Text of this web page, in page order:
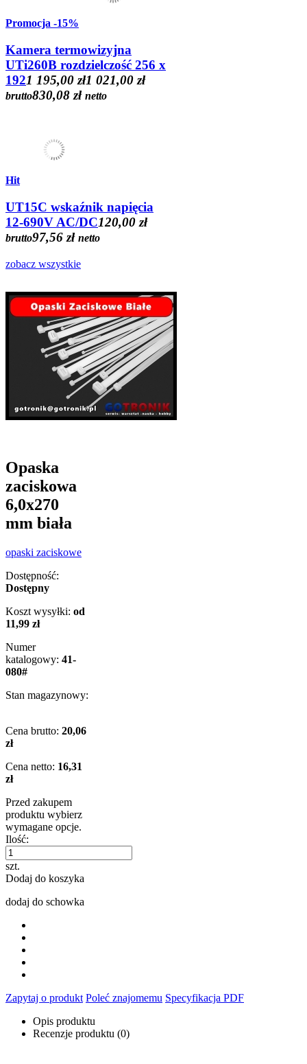
Promocja -15%
Kamera termowizyjna
UTi260B rozdzielczość 256 x
1921 195,00 zł1 021,00 zł
brutto830,08 zł netto
Hit
UT15C wskaźnik napięcia
12-690V AC/DC120,00 zł
brutto97,56 zł netto
zobacz wszystkie
Opaska
zaciskowa
6,0x270
mm biała
opaski zaciskowe
Dostępność:
Dostępny
Koszt wysyłki: od
11,99 zł
Numer
katalogowy: 41-
080#
Stan magazynowy:
Cena brutto: 20,06
zł
Cena netto: 16,31
zł
Przed zakupem
produktu wybierz
wymagane opcje.
Ilość:
szt.
Dodaj do koszyka
dodaj do schowka
Zapytaj o produkt Poleć znajomemu Specyfikacja PDF
Opis produktu
Recenzje produktu (0)